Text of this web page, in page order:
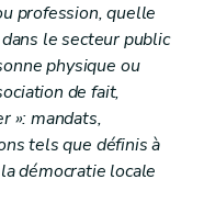
profession, quelle
le secteur public
physique ou
de fait,
»: mandats,
tels que définis à
démocratie locale